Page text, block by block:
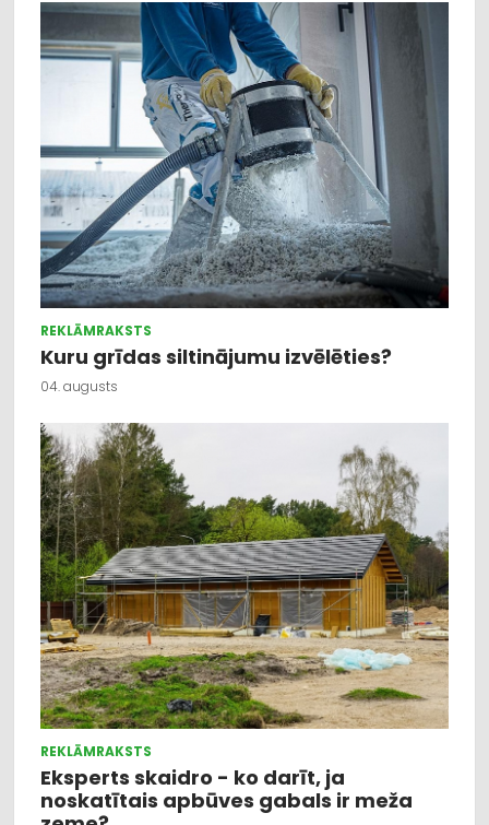
REKLĀMRAKSTS
Kuru grīdas siltinājumu izvēlēties?
04. augusts
REKLĀMRAKSTS
Eksperts skaidro - ko darīt, ja
noskatītais apbūves gabals ir meža